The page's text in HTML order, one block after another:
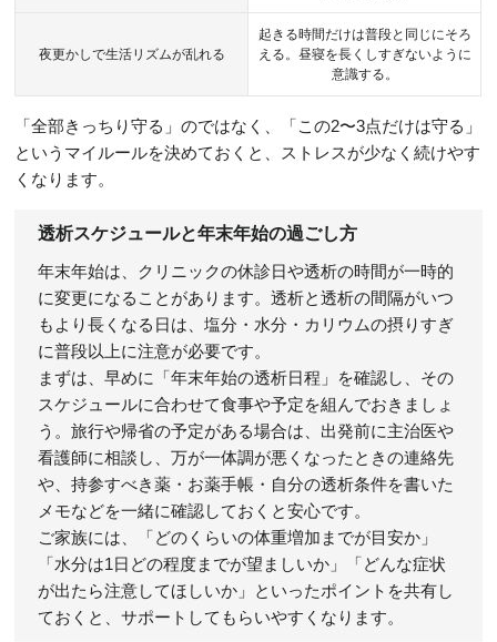
夜更かしで生活リズムが乱れる
起きる時間だけは普段と同じにそろ
える。昼寝を長くしすぎないように
意識する。
「全部きっちり守る」のではなく、「この2〜3点だけは守る」
というマイルールを決めておくと、ストレスが少なく続けやす
くなります。
透析スケジュールと年末年始の過ごし方
年末年始は、クリニックの休診日や透析の時間が一時的
に変更になることがあります。透析と透析の間隔がいつ
もより長くなる日は、塩分・水分・カリウムの摂りすぎ
に普段以上に注意が必要です。
まずは、早めに「年末年始の透析日程」を確認し、その
スケジュールに合わせて食事や予定を組んでおきましょ
う。旅行や帰省の予定がある場合は、出発前に主治医や
看護師に相談し、万が一体調が悪くなったときの連絡先
や、持参すべき薬・お薬手帳・自分の透析条件を書いた
メモなどを一緒に確認しておくと安心です。
ご家族には、「どのくらいの体重増加までが目安か」
「水分は1日どの程度までが望ましいか」「どんな症状
が出たら注意してほしいか」といったポイントを共有し
ておくと、サポートしてもらいやすくなります。